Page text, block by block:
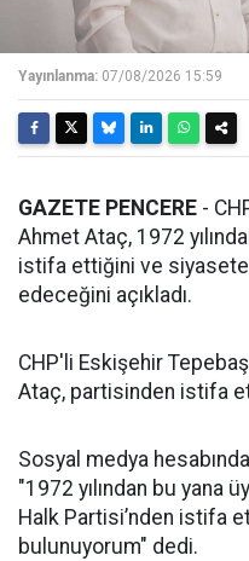
Yayınlanma: 07/08/2026 15:59
GAZETE PENCERE -
Ahmet Ataç, 1972
istifa ettiğini ve siyasete
edeceğini açıkladı.
CHP'li Eskişehir
Ataç, partisinden istifa
Sosyal medya
"1972 yılından bu yana
Halk Partisi’nden istifa
bulunuyorum" dedi.